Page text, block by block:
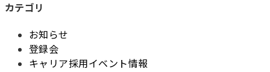
カテゴリ
お知らせ
登録会
キャリア採用イベント情報